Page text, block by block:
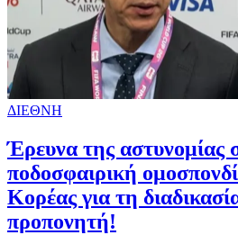
ΔΙΕΘΝΗ
Έρευνα της αστυνομίας
ποδοσφαιρική
Κορέας για τη
προπονητή!